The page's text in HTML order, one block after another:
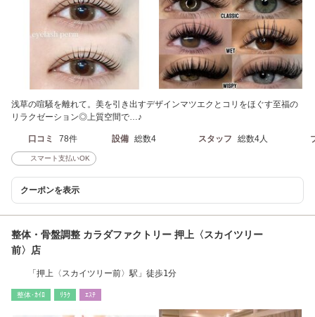
浅草の喧騒を離れて。美を引き出すデザインマツエクとコリをほぐす至福の
リラクゼーション◎上質空間で…♪
口コミ 78件 設備 総数4 スタッフ 総数4人
スマート支払いOK
クーポンを表示
整体・骨盤調整 カラダファクトリー 押上〈スカイツリー
前〉店
「押上〈スカイツリー前〉駅」徒歩1分
整体･ｶｲﾛ ﾘﾗｸ ｴｽﾃ